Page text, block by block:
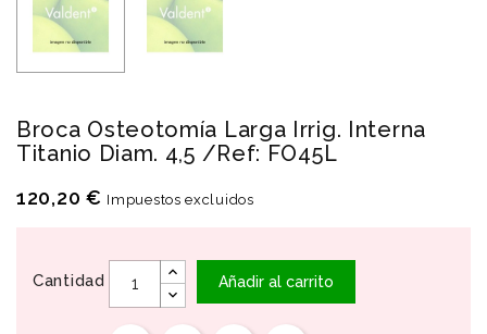
Broca Osteotomía Larga Irrig. Interna
Titanio Diam. 4,5 /Ref: FO45L
120,20 € Impuestos excluidos
Cantidad Añadir al carrito